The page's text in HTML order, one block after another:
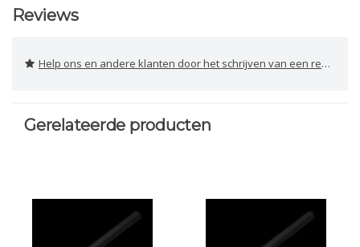
Reviews
Help ons en andere klanten door het schrijven van een review
Gerelateerde producten